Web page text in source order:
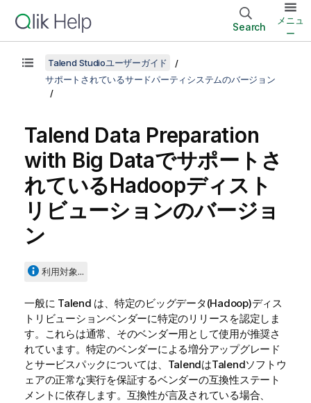
Search
メニュ
ー
Talend Studioユーザーガイド
サポートされているサードパーティシステムのバージョン
Talend Data Preparation
with Big Dataでサポートさ
れているHadoopディスト
リビューションのバージョ
ン
利用対象...
一般に Talend は、特定のビッグデータ(Hadoop)ディス
トリビューションベンダーに特定のリリースを認定しま
す。これらは通常、そのベンダー用として使用が推奨さ
れています。特定のベンダーによる増分アップグレード
とサービスパックについては、 TalendはTalendソフトウ
ェアの正常な実行を保証するベンダーの互換性ステート
メントに依存します。互換性が言及されている場合、